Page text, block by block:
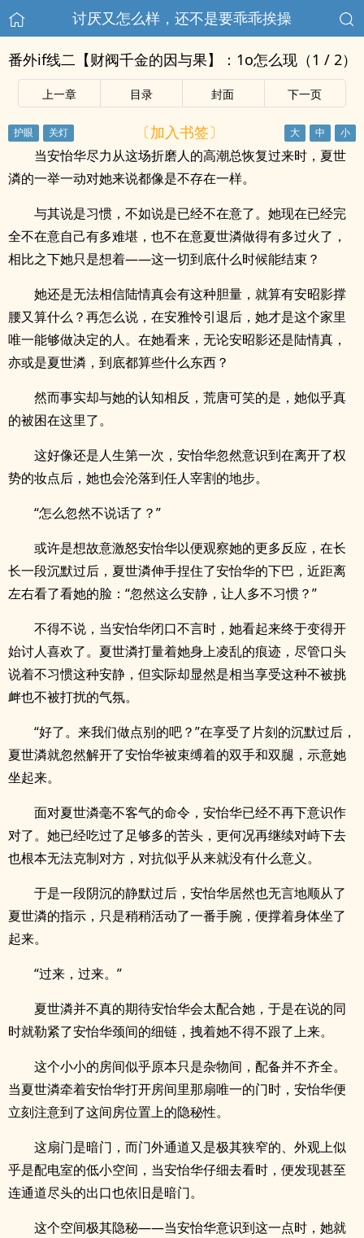
讨厌又怎么样，还不是要乖乖挨操
番外if线二【财阀千金的因与果】：1o怎么现（1 / 2）
上一章 目录 封面 下一页
〔加入书签〕
当安怡华尽力从这场折磨人的高潮总恢复过来时，夏世
潾的一举一动对她来说都像是不存在一样。
与其说是习惯，不如说是已经不在意了。她现在已经完
全不在意自己有多难堪，也不在意夏世潾做得有多过火了，
相比之下她只是想着——这一切到底什么时候能结束？
她还是无法相信陆情真会有这种胆量，就算有安昭影撑
腰又算什么？再怎么说，在安雅怜引退后，她才是这个家里
唯一能够做决定的人。在她看来，无论安昭影还是陆情真，
亦或是夏世潾，到底都算些什么东西？
然而事实却与她的认知相反，荒唐可笑的是，她似乎真
的被困在这里了。
这好像还是人生第一次，安怡华忽然意识到在离开了权
势的妆点后，她也会沦落到任人宰割的地步。
“怎么忽然不说话了？”
或许是想故意激怒安怡华以便观察她的更多反应，在长
长一段沉默过后，夏世潾伸手捏住了安怡华的下巴，近距离
左右看了看她的脸：“忽然这么安静，让人多不习惯？”
不得不说，当安怡华闭口不言时，她看起来终于变得开
始讨人喜欢了。夏世潾打量着她身上凌乱的痕迹，尽管口头
说着不习惯这种安静，但实际却显然是相当享受这种不被挑
衅也不被打扰的气氛。
“好了。来我们做点别的吧？”在享受了片刻的沉默过后，
夏世潾就忽然解开了安怡华被束缚着的双手和双腿，示意她
坐起来。
面对夏世潾毫不客气的命令，安怡华已经不再下意识作
对了。她已经吃过了足够多的苦头，更何况再继续对峙下去
也根本无法克制对方，对抗似乎从来就没有什么意义。
于是一段阴沉的静默过后，安怡华居然也无言地顺从了
夏世潾的指示，只是稍稍活动了一番手腕，便撑着身体坐了
起来。
“过来，过来。”
夏世潾并不真的期待安怡华会太配合她，于是在说的同
时就勒紧了安怡华颈间的细链，拽着她不得不跟了上来。
这个小小的房间似乎原本只是杂物间，配备并不齐全。
当夏世潾牵着安怡华打开房间里那扇唯一的门时，安怡华便
立刻注意到了这间房位置上的隐秘性。
这扇门是暗门，而门外通道又是极其狭窄的、外观上似
乎是配电室的低小空间，当安怡华仔细去看时，便发现甚至
连通道尽头的出口也依旧是暗门。
这个空间极其隐秘——当安怡华意识到这一点时，她就